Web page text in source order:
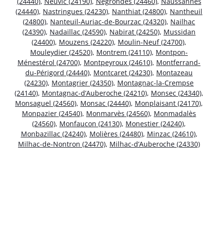
(24440), Nastringues (24230), Nanthiat (24800), Nantheuil
(24800), Nanteuil-Auriac-de-Bourzac (24320), Nailhac
(24390), Nadaillac (24590), Nabirat (24250), Mussidan
(24400), Mouzens (24220), Moulin-Neuf (24700),
Mouleydier (24520), Montrem (24110), Montpon-
Ménestérol (24700), Montpeyroux (24610), Montferrand-
du-Périgord (24440), Montcaret (24230), Montazeau
(24230), Montagrier (24350), Montagnac-la-Crempse
(24140), Montagnac-d’Auberoche (24210), Monsec (24340),
Monsaguel (24560), Monsac (24440), Monplaisant (24170),
Monpazier (24540), Monmarvès (24560), Monmadalès
(24560), Monfaucon (24130), Monestier (24240),
Monbazillac (24240), Molières (24480), Minzac (24610),
Milhac-de-Nontron (24470), Milhac-d’Auberoche (24330)